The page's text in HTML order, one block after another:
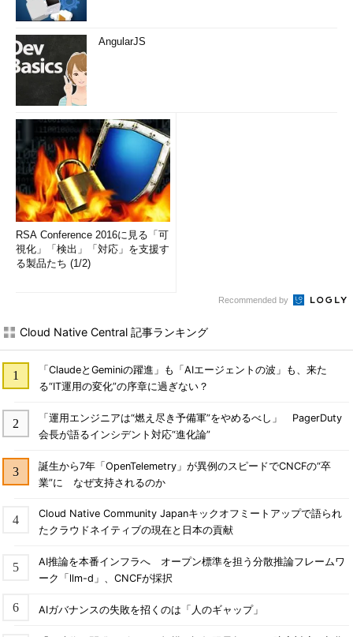
AngularJS
RSA Conference 2016に見る「可
視化」「検出」「対応」を支援す
る製品たち (1/2)
Recommended by
Cloud Native Central 記事ランキング
「ClaudeとGeminiの躍進」も「AIエージェントの波」も、来た
る“IT運用の変化”の序章に過ぎない？
「運用エンジニアは“燃え尽き予備軍”をやめるべし」 PagerDuty
会長が語るインシデント対応“進化論”
誕生から7年「OpenTelemetry」が異例のスピードでCNCFの“卒
業”に なぜ支持されるのか
Cloud Native Community Japanキックオフミートアップで語られ
たクラウドネイティブの現在と日本の貢献
AI推論を本番インフラへ オープン標準を担う分散推論フレームワ
ーク「llm-d」、CNCFが採択
AIガバナンスの失敗を招くのは「人のギャップ」